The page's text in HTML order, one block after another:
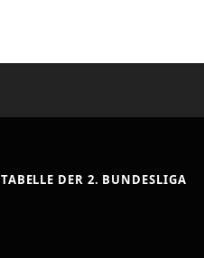
TABELLE DER 2. BUNDESLIGA